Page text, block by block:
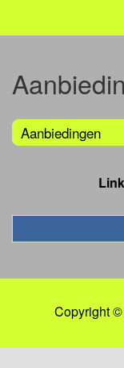
Aanbiedingen
Copyright